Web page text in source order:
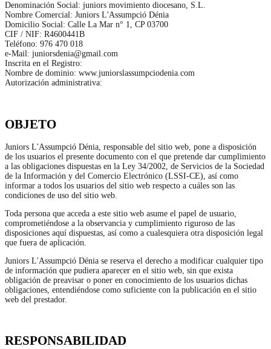
Denominación Social: juniors movimiento diocesano, S.L.
Nombre Comercial: Juniors L'Assumpció Dénia
Domicilio Social: Calle La Mar n° 1, CP 03700
CIF / NIF: R4600441B
Teléfono: 976 470 018
e-Mail: juniorsdenia@gmail.com
Inscrita en el Registro:
Nombre de dominio: www.juniorslassumpciodenia.com
Autorización administrativa:
OBJETO
Juniors L'Assumpció Dénia, responsable del sitio web, pone a disposición
de los usuarios el presente documento con el que pretende dar cumplimiento
a las obligaciones dispuestas en la Ley 34/2002, de Servicios de la Sociedad
de la Información y del Comercio Electrónico (LSSI-CE), así como
informar a todos los usuarios del sitio web respecto a cuáles son las
condiciones de uso del sitio web.
Toda persona que acceda a este sitio web asume el papel de usuario,
comprometiéndose a la observancia y cumplimiento riguroso de las
disposiciones aquí dispuestas, así como a cualesquiera otra disposición legal
que fuera de aplicación.
Juniors L'Assumpció Dénia se reserva el derecho a modificar cualquier tipo
de información que pudiera aparecer en el sitio web, sin que exista
obligación de preavisar o poner en conocimiento de los usuarios dichas
obligaciones, entendiéndose como suficiente con la publicación en el sitio
web del prestador.
RESPONSABILIDAD